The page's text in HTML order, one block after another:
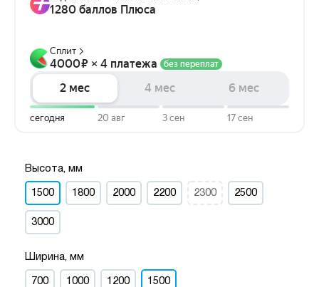
Высота, мм
1500 1800 2000 2200 2300 2500
3000
Ширина, мм
700 1000 1200 1500